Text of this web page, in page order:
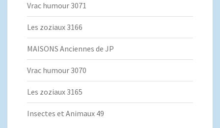
Vrac humour 3071
Les zoziaux 3166
MAISONS Anciennes de JP
Vrac humour 3070
Les zoziaux 3165
Insectes et Animaux 49